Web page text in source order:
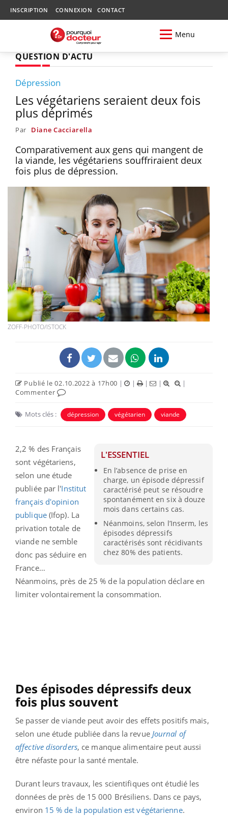
INSCRIPTION CONNEXION CONTACT
Menu
QUESTION D'ACTU
Dépression
Les végétariens seraient deux fois
plus déprimés
Par Diane Cacciarella
Comparativement aux gens qui mangent de
la viande, les végétariens souffriraient deux
fois plus de dépression.
ZOFF-PHOTO/ISTOCK
Publié le 02.10.2022 à 17h00 | | | |
|
Commenter
Mots clés : dépression végétarien viande
L'ESSENTIEL
En l’absence de prise en
charge, un épisode dépressif
caractérisé peut se résoudre
spontanément en six à douze
mois dans certains cas.
Néanmoins, selon l’Inserm, les
épisodes dépressifs
caractérisés sont récidivants
chez 80% des patients.
2,2 % des Français
sont végétariens,
selon une étude
publiée par l'Institut
français d'opinion
publique (Ifop). La
privation totale de
viande ne semble
donc pas séduire en
France…
Néanmoins, près de 25 % de la population déclare en
limiter volontairement la consommation.
Des épisodes dépressifs deux
fois plus souvent
Se passer de viande peut avoir des effets positifs mais,
selon une étude publiée dans la revue Journal of
affective disorders, ce manque alimentaire peut aussi
être néfaste pour la santé mentale.
Durant leurs travaux, les scientifiques ont étudié les
données de près de 15 000 Brésiliens. Dans ce pays,
environ 15 % de la population est végétarienne.